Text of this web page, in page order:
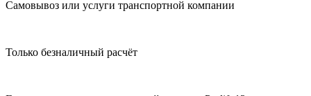
Самовывоз или услуги транспортной компании
Только безналичный расчёт